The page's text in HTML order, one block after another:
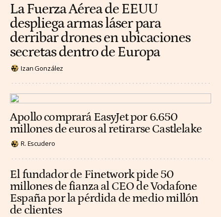
La Fuerza Aérea de EEUU
despliega armas láser para
derribar drones en ubicaciones
secretas dentro de Europa
Izan González
Apollo comprará EasyJet por 6.650
millones de euros al retirarse Castlelake
R. Escudero
El fundador de Finetwork pide 50
millones de fianza al CEO de Vodafone
España por la pérdida de medio millón
de clientes